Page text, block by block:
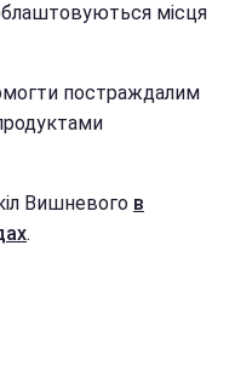
місця
постраждалим
Вишневого в
.